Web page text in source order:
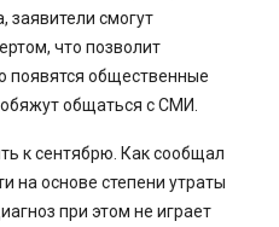
заявители смогут
что позволит
появятся общественные
общаться с СМИ.
к сентябрю. Как сообщал
на основе степени утраты
при этом не играет